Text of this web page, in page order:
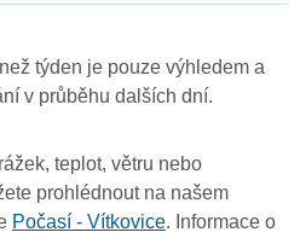
týden je pouze výhledem a
v průběhu dalších dní.
teplot, větru nebo
prohlédnout na našem
Počasí - Vítkovice. Informace o